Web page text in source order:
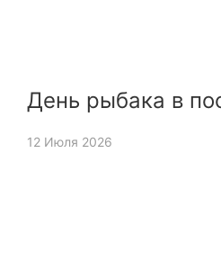
День рыбака в
12 Июля 2026